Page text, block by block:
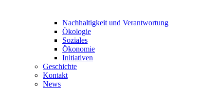
Nachhaltigkeit und Verantwortung
Ökologie
Soziales
Ökonomie
Initiativen
Geschichte
Kontakt
News